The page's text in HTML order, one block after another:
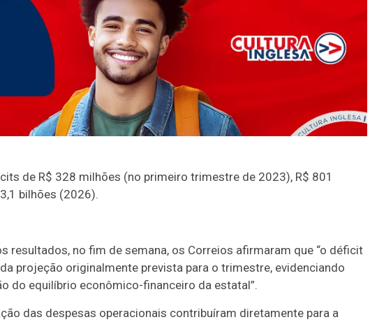
de R$ 328 milhões (no primeiro trimestre de 2023), R$ 801
bilhões (2026).
resultados, no fim de semana, os Correios afirmaram que “o déficit
projeção originalmente prevista para o trimestre, evidenciando
do equilíbrio econômico-financeiro da estatal”.
das despesas operacionais contribuíram diretamente para a